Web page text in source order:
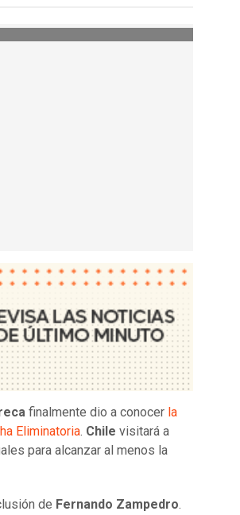
finalmente dio a conocer la
Eliminatoria. Chile visitará a
para alcanzar al menos la
de Fernando Zampedro.